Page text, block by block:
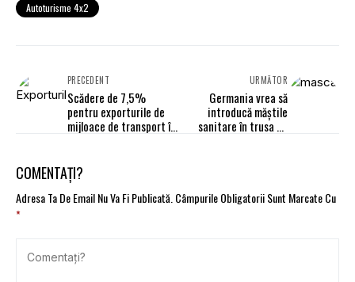
Autoturisme 4x2
PRECEDENT
Scădere de 7,5%
pentru exporturile de
mijloace de transport în
URMĂTOR
Germania vrea să
introducă măștile
sanitare în trusa de
COMENTAȚI?
Adresa Ta De Email Nu Va Fi Publicată.Câmpurile Obligatorii Sunt Marcate Cu
*